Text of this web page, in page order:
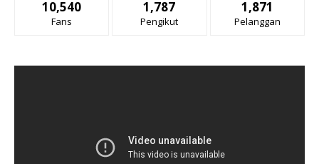
10,540
Fans
1,787
Pengikut
1,871
Pelanggan